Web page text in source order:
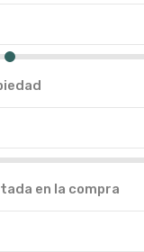
en la compra